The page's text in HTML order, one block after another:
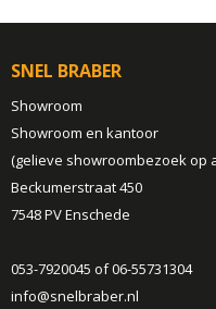
SNEL BRABER
Showroom
Showroom en kantoor
(gelieve showroombezoek op
Beckumerstraat 450
7548 PV Enschede
053-7920045 of 06-55731304
info@snelbraber.nl